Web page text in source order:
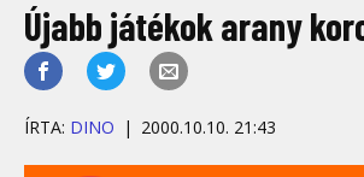
Újabb játékok arany
ÍRTA: DINO 2000.10.10. 21:43